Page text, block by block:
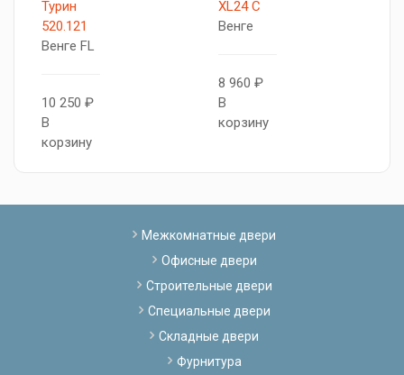
Турин
520.121
Венге FL
10 250 ₽
В
корзину
XL24 C
Венге
8 960 ₽
В
корзину
Межкомнатные двери
Офисные двери
Строительные двери
Специальные двери
Складные двери
Фурнитура